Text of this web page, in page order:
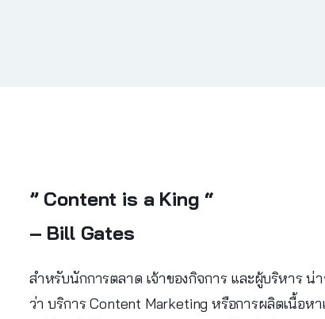
” Content is a King “
– Bill Gates
สำหรับนักการตลาด เจ้าของกิจการ และผู้บริหาร
ว่า บริการ Content Marketing หรือการผลิตเนื้อ